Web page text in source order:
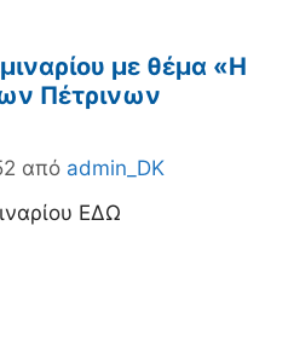
με θέμα «Η
Πέτρινων
από admin_DK
ΕΔΩ